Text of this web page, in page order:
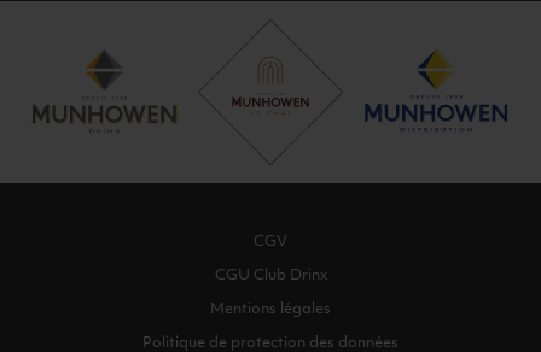
CGV
CGU Club Drinx
Mentions légales
Politique de protection des données